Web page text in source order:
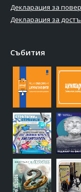
Декларация за
Декларация за
Събития